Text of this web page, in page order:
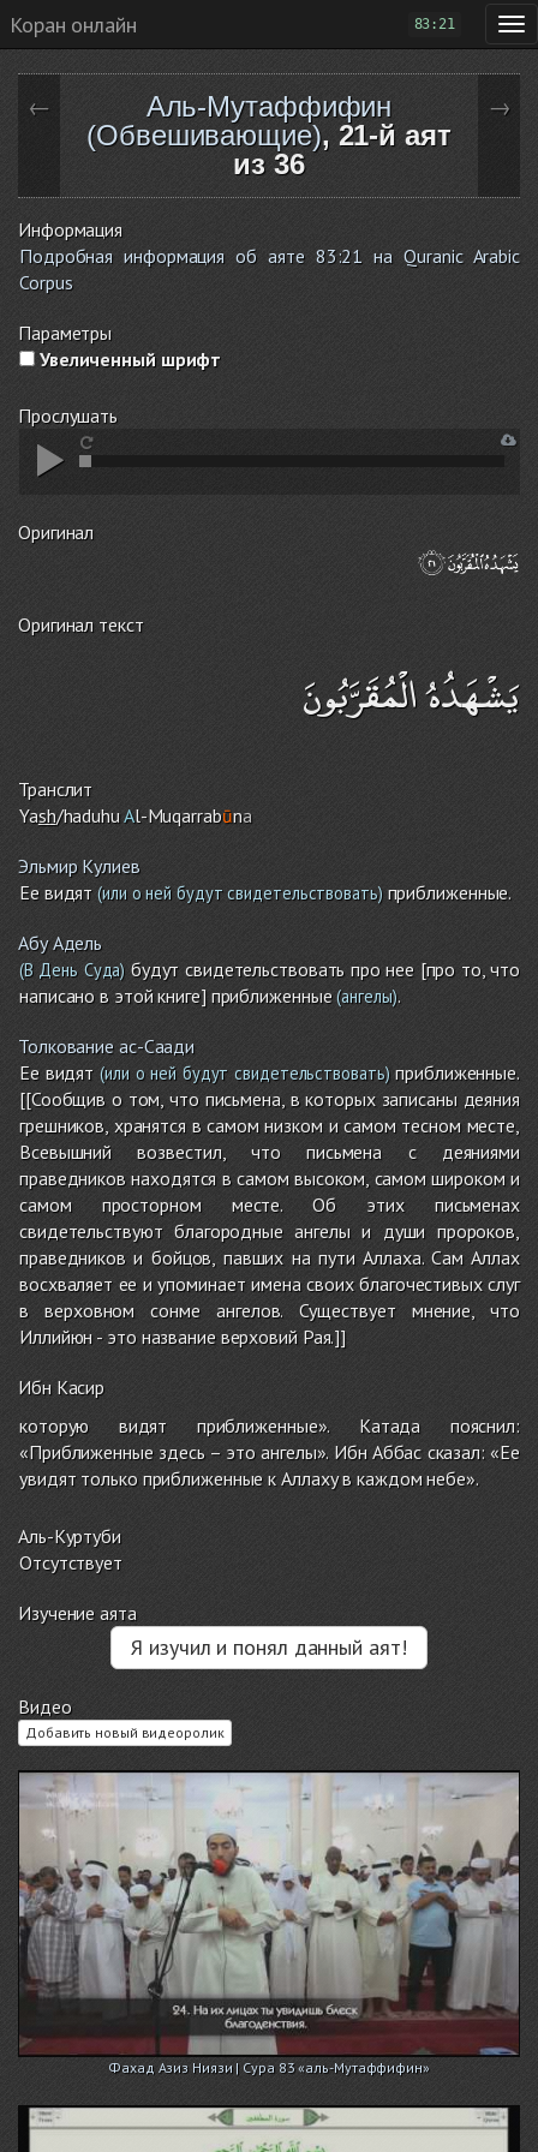
Коран онлайн 83:21
←
Аль-Мутаффифин
(Обвешивающие), 21-й аят
из 36
→
Информация
Подробная информация об аяте 83:21 на Quranic Arabic
Corpus
Параметры
Увеличенный шрифт
Прослушать
Оригинал
Оригинал текст
يَشْهَدُهُ الْمُقَرَّبُونَ
Транслит
Yash/haduhuAl-Muqarrabūna
Эльмир Кулиев
Ее видят (или о ней будут свидетельствовать)приближенные.
Абу Адель
(В День Суда) будут свидетельствовать про нее [про то, что
написано в этой книге] приближенные(ангелы).
Толкование ас-Саади
Ее видят (или о ней будут свидетельствовать)приближенные.
[[Сообщив о том, что письмена, в которых записаны деяния
грешников, хранятся в самом низком и самом тесном месте,
Всевышний возвестил, что письмена с деяниями
праведников находятся в самом высоком, самом широком и
самом просторном месте. Об этих письменах
свидетельствуют благородные ангелы и души пророков,
праведников и бойцов, павших на пути Аллаха. Сам Аллах
восхваляет ее и упоминает имена своих благочестивых слуг
в верховном сонме ангелов. Существует мнение, что
Иллийюн - это название верховий Рая.]]
Ибн Касир
которую видят приближенные». Катада пояснил:
«Приближенные здесь – это ангелы». Ибн Аббас сказал: «Ее
увидят только приближенные к Аллаху в каждом небе».
Аль-Куртуби
Отсутствует
Изучение аята
Я изучил и понял данный аят!
Видео
Добавить новый видеоролик
Фахад Азиз Ниязи | Сура 83 «аль-Мутаффифин»